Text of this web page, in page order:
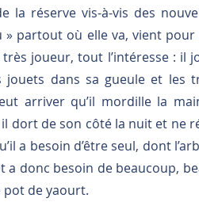
la réserve vis-à-vis des
partout où elle va, vient pour
joueur, tout l’intéresse : il
jouets dans sa gueule et les
arriver qu’il mordille la
dort de son côté la nuit et ne
a besoin d’être seul, dont
donc besoin de beaucoup,
pot de yaourt.